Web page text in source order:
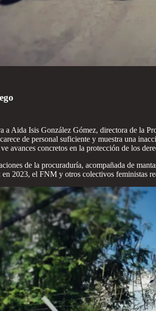
a Aida Isis González Gómez, directora de la
de personal suficiente y muestra una
avances concretos en la protección de los
de la procuraduría, acompañada de
en 2023, el FNM y otros colectivos feministas